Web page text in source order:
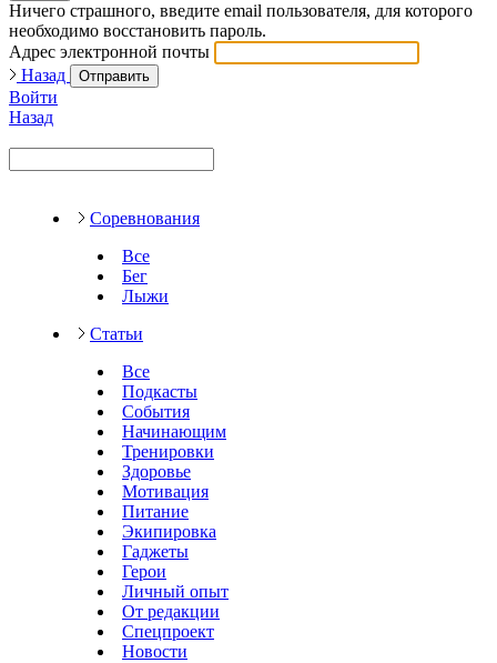
Ничего страшного, введите email пользователя, для которого
необходимо восстановить пароль.
Адрес электронной почты
Назад
Отправить
Войти
Назад
Соревнования
Все
Бег
Лыжи
Статьи
Все
Подкасты
События
Начинающим
Тренировки
Здоровье
Мотивация
Питание
Экипировка
Гаджеты
Герои
Личный опыт
От редакции
Спецпроект
Новости